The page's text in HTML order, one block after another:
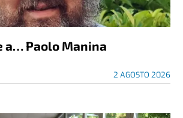
a… Paolo Manina
2 AGOSTO 2026